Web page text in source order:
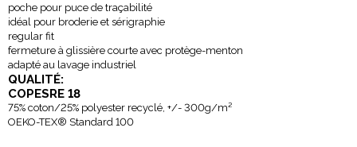
poche pour puce de traçabilité
idéal pour broderie et sérigraphie
regular fit
fermeture à glissière courte avec protège-menton
adapté au lavage industriel
QUALITÉ:
COPESRE 18
75% coton/25% polyester recyclé, +/- 300g/m²
OEKO-TEX® Standard 100